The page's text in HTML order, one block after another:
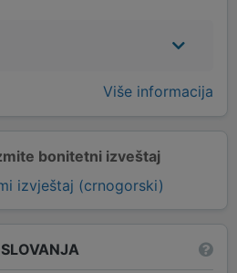
bonitetni izveštaj
izvještaj (crnogorski)
Više informacija